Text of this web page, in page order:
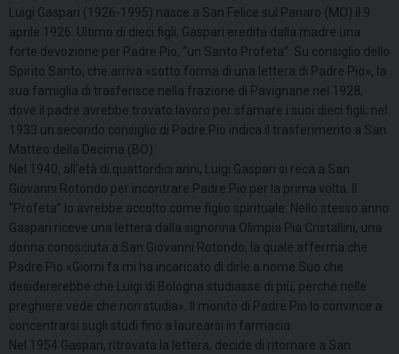
Luigi Gaspari (1926-1995) nasce a San Felice sul Panaro (MO) il 9
aprile 1926. Ultimo di dieci figli, Gaspari eredita dalla madre una
forte devozione per Padre Pio, “un Santo Profeta”. Su consiglio dello
Spirito Santo, che arriva «sotto forma di una lettera di Padre Pio», la
sua famiglia di trasferisce nella frazione di Pavignane nel 1928,
dove il padre avrebbe trovato lavoro per sfamare i suoi dieci figli; nel
1933 un secondo consiglio di Padre Pio indica il trasferimento a San
Matteo della Decima (BO).
Nel 1940, all’età di quattordici anni, Luigi Gaspari si reca a San
Giovanni Rotondo per incontrare Padre Pio per la prima volta. Il
“Profeta” lo avrebbe accolto come figlio spirituale. Nello stesso anno
Gaspari riceve una lettera dalla signorina Olimpia Pia Cristallini, una
donna conosciuta a San Giovanni Rotondo, la quale afferma che
Padre Pio «Giorni fa mi ha incaricato di dirle a nome Suo che
desidererebbe che Luigi di Bologna studiasse di più, perché nelle
preghiere vede che non studia». Il monito di Padre Pio lo convince a
concentrarsi sugli studi fino a laurearsi in farmacia.
Nel 1954 Gaspari, ritrovata la lettera, decide di ritornare a San